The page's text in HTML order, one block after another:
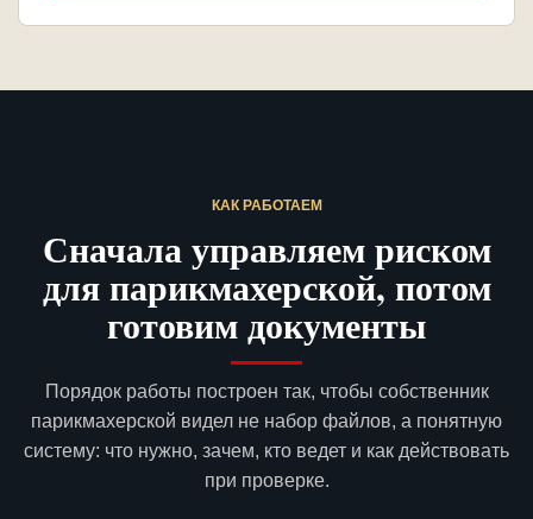
КАК РАБОТАЕМ
Сначала управляем риском
для парикмахерской, потом
готовим документы
Порядок работы построен так, чтобы собственник
парикмахерской видел не набор файлов, а понятную
систему: что нужно, зачем, кто ведет и как действовать
при проверке.